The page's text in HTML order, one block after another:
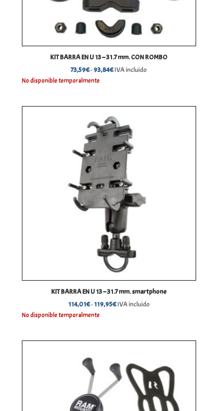
KIT BARRA EN U 13 – 31.7 mm. CON ROMBO
73,59€-93,84€Rango
hasta
93,84€
IVA incluido
No disponible temporalmente
KIT BARRA EN U 13 – 31.7 mm. smartphone
114,01€-119,95€Rango
119,95€
IVA incluido
No disponible temporalmente